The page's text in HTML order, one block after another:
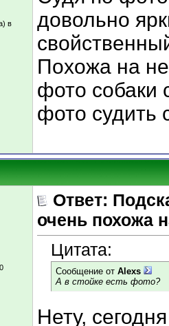
в
довольно
Похожа на
фото собаки
фото судить
Ответ:
очень похожа
Цитата:
Сообщение от Alexs
А в стойке есть фото?
Нету,